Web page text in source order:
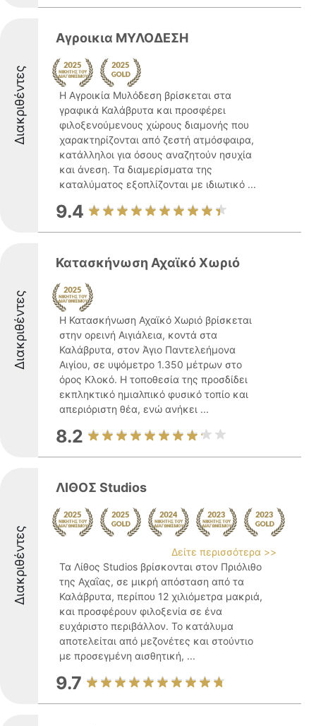
Διακριθέντες
Αγροικια ΜΥΛΟΔΕΣΗ
Η Αγροικία Μυλόδεση βρίσκεται στα
γραφικά Καλάβρυτα και προσφέρει
φιλοξενούμενους χώρους διαμονής που
χαρακτηρίζονται από ζεστή ατμόσφαιρα,
κατάλληλοι για όσους αναζητούν ησυχία
και άνεση. Τα διαμερίσματα της
καταλύματος εξοπλίζονται με ιδιωτικό ...
9.4
Διακριθέντες
Κατασκήνωση Αχαϊκό Χωριό
Η Κατασκήνωση Αχαϊκό Χωριό βρίσκεται
στην ορεινή Αιγιάλεια, κοντά στα
Καλάβρυτα, στον Άγιο Παντελεήμονα
Αιγίου, σε υψόμετρο 1.350 μέτρων στο
όρος Κλοκό. Η τοποθεσία της προσδίδει
εκπληκτικό ημιαλπικό φυσικό τοπίο και
απεριόριστη θέα, ενώ ανήκει ...
8.2
Διακριθέντες
ΛΙΘΟΣ Studios
Δείτε περισσότερα >>
Τα Λίθος Studios βρίσκονται στον Πριόλιθο
της Αχαΐας, σε μικρή απόσταση από τα
Καλάβρυτα, περίπου 12 χιλιόμετρα μακριά,
και προσφέρουν φιλοξενία σε ένα
ευχάριστο περιβάλλον. Το κατάλυμα
αποτελείται από μεζονέτες και στούντιο
με προσεγμένη αισθητική, ...
9.7